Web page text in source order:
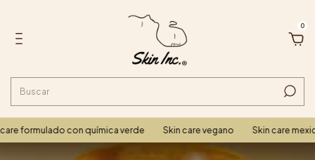
0
formulado con química verde Skin care vegano Skin care